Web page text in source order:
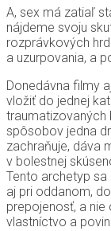
A, sex má zatiaľ
nájdeme svoju
rozprávkových
a uzurpovania, a
Donedávna filmy
vložiť do jednej
traumatizovaných
spôsobov jedna
zachraňuje, dáva
v bolestnej
Tento archetyp
aj pri oddanom,
prepojenosť, a nie
vlastníctvo a